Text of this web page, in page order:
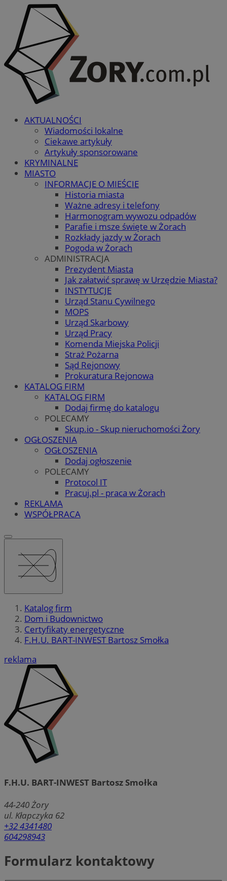
AKTUALNOŚCI
Wiadomości lokalne
Ciekawe artykuły
Artykuły sponsorowane
KRYMINALNE
MIASTO
INFORMACJE O MIEŚCIE
Historia miasta
Ważne adresy i telefony
Harmonogram wywozu odpadów
Parafie i msze święte w Żorach
Rozkłady jazdy w Żorach
Pogoda w Żorach
ADMINISTRACJA
Prezydent Miasta
Jak załatwić sprawę w Urzędzie Miasta?
INSTYTUCJE
Urząd Stanu Cywilnego
MOPS
Urząd Skarbowy
Urząd Pracy
Komenda Miejska Policji
Straż Pożarna
Sąd Rejonowy
Prokuratura Rejonowa
KATALOG FIRM
KATALOG FIRM
Dodaj firmę do katalogu
POLECAMY
Skup.io - Skup nieruchomości Żory
OGŁOSZENIA
OGŁOSZENIA
Dodaj ogłoszenie
POLECAMY
Protocol IT
Pracuj.pl - praca w Żorach
REKLAMA
WSPÓŁPRACA
Katalog firm
Dom i Budownictwo
Certyfikaty energetyczne
F.H.U. BART-INWEST Bartosz Smołka
reklama
F.H.U. BART-INWEST Bartosz Smołka
44-240Żory
ul. Kłapczyka 62
+32 4341480
604298943
Formularz kontaktowy